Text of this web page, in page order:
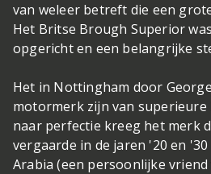
van weleer betreft die een
Het Britse Brough Superior
opgericht en een belangrijke
Het in Nottingham door
motormerk zijn van
naar perfectie kreeg het merk
vergaarde in de jaren '20 en
Arabia (een persoonlijke